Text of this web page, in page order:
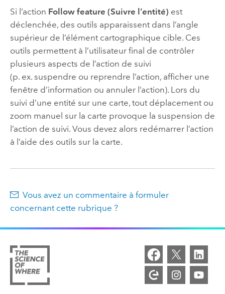
Si l’action Follow feature (Suivre l’entité) est
déclenchée, des outils apparaissent dans l’angle
supérieur de l’élément cartographique cible. Ces
outils permettent à l’utilisateur final de contrôler
plusieurs aspects de l’action de suivi
(p. ex. suspendre ou reprendre l’action, afficher une
fenêtre d’information ou annuler l’action). Lors du
suivi d’une entité sur une carte, tout déplacement ou
zoom manuel sur la carte provoque la suspension de
l’action de suivi. Vous devez alors redémarrer l’action
à l’aide des outils sur la carte.
Vous avez un commentaire à formuler
concernant cette rubrique ?